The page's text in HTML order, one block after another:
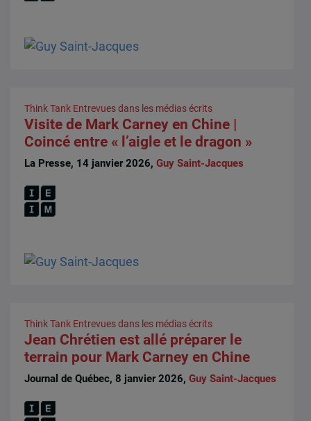
Think Tank Entrevues dans les médias écrits
Visite de Mark Carney en Chine |
Coincé entre « l’aigle et le dragon »
La Presse, 14 janvier 2026,Guy Saint-Jacques
Think Tank Entrevues dans les médias écrits
Jean Chrétien est allé préparer le
terrain pour Mark Carney en Chine
Journal de Québec, 8 janvier 2026,Guy Saint-Jacques